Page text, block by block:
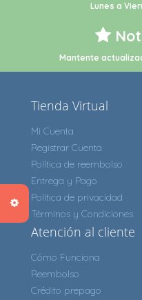
Lunes a
Mantente
Tienda Virtual
Mi Cuenta
Registrar Cuenta
Política de reembolso
Entrega y Pago
Política de privacidad
Términos y Condiciones
Atención al cliente
Cómo Funciona
Reembolso
Crédito prepago